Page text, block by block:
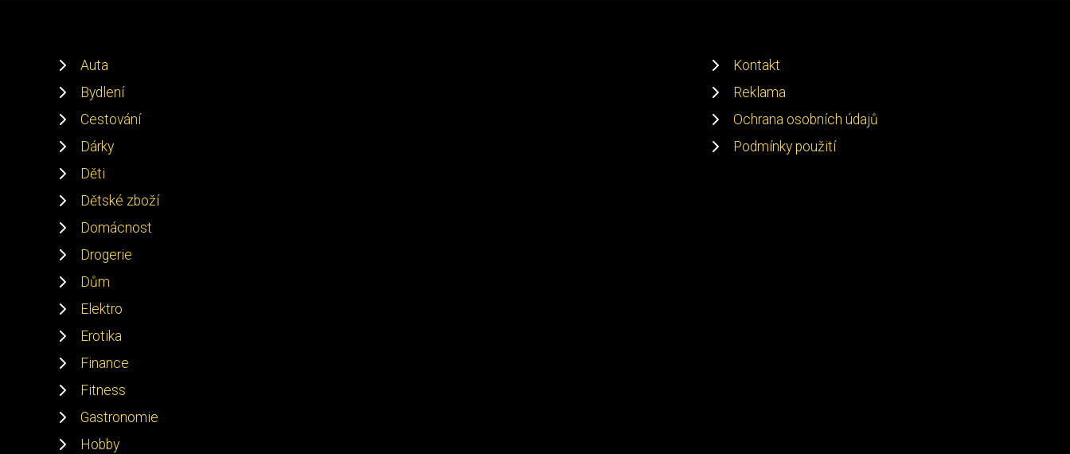
Auta
Bydlení
Cestování
Dárky
Děti
Dětské zboží
Domácnost
Drogerie
Dům
Elektro
Erotika
Finance
Fitness
Gastronomie
Hobby
Kontakt
Reklama
Ochrana osobních údajů
Podmínky použití